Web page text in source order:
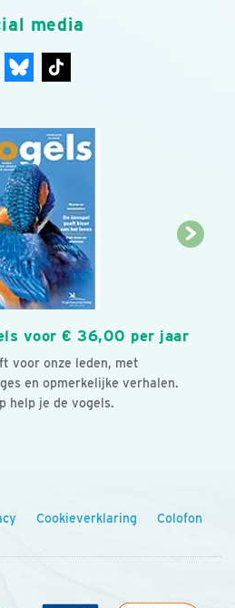
media
voor € 36,00 per jaar
voor onze leden, met
en opmerkelijke verhalen.
help je de vogels.
Cookieverklaring Colofon